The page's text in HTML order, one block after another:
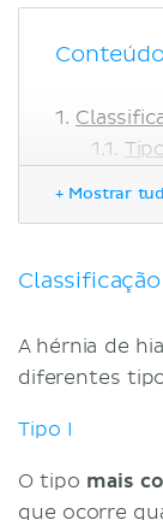
Conteúdo
Sinais
+ Mostrar
A hérnia de
diferentes
Tipo I
O tipo mais
que ocorre